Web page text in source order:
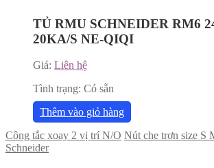
TỦ RMU SCHNEIDER RM6
20KA/S NE-QIQI
Giá: Liên hệ
Tình trạng: Có sẵn
Thêm vào giỏ hàng
Công tắc xoay 2 vị trí N/O Nút che trơn size S
Schneider